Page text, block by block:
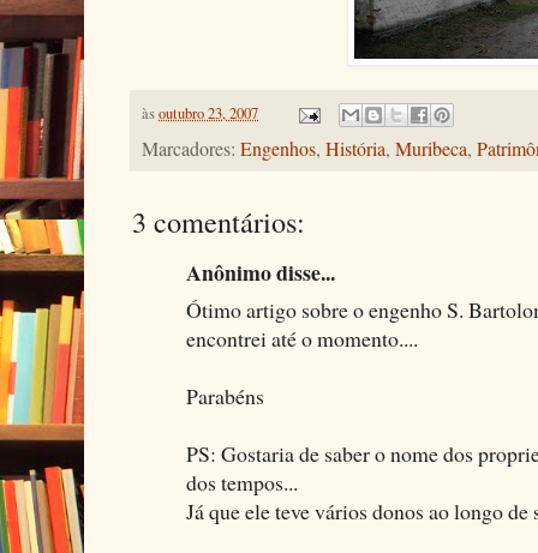
àsoutubro 23, 2007
Marcadores: Engenhos, História, Muribeca,
3 comentários:
Anônimo disse...
Ótimo artigo sobre o engenho S.
encontrei até o momento....
Parabéns
PS: Gostaria de saber o nome dos
dos tempos...
Já que ele teve vários donos ao longo de